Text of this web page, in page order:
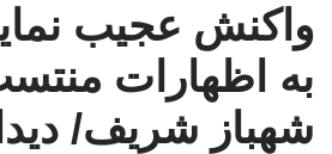
واکنش عجیب
به اظهارات
شهباز شریف/